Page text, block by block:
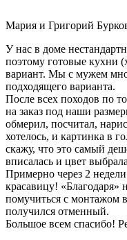
Мария и Григорий
У нас в доме
поэтому готовые кухни
вариант. Мы с мужем
подходящего варианта.
После всех походов по
на заказ под наши
обмерил, посчитал,
хотелось, и картинка в
скажу, что это самый
вписалась и цвет
Примерно через 2
красавицу!
помучиться с монтажом
получился отменный.
Большое всем спасибо!